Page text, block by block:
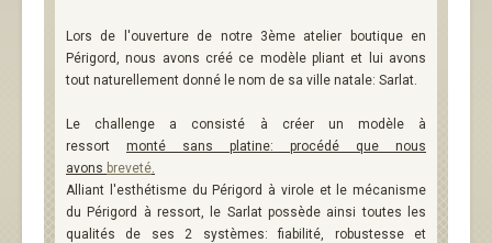
Lors de l'ouverture de notre 3ème atelier boutique en
Périgord, nous avons créé ce modèle pliant et lui avons
tout naturellement donné le nom de sa ville natale: Sarlat.
Le challenge a consisté à créer un modèle à
ressort monté sans platine: procédé que nous
avons breveté.
Alliant l'esthétisme du Périgord à virole et le mécanisme
du Périgord à ressort, le Sarlat possède ainsi toutes les
qualités de ses 2 systèmes: fiabilité, robustesse et